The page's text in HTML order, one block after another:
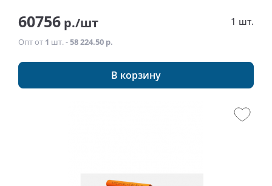
60756 р./шт 1 шт.
Опт от 1 шт. -58 224.50 р.
В корзину